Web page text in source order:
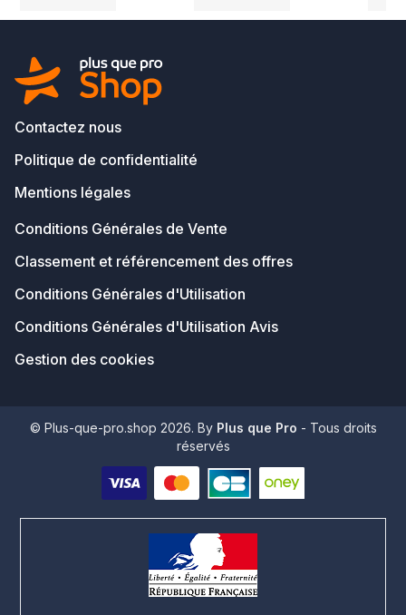
Contactez nous
Politique de confidentialité
Mentions légales
Conditions Générales de Vente
Classement et référencement des offres
Conditions Générales d'Utilisation
Conditions Générales d'Utilisation Avis
Gestion des cookies
© Plus-que-pro.shop 2026. By Plus que Pro - Tous droits
réservés